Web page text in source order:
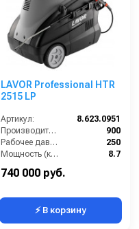
LAVOR Professional HTR
2515 LP
Артикул:
8.623.0951
Производительность (л/ч):
900
Рабочее давление (бар):
250
Мощность (кВт):
8.7
740 000 руб.
⚡ В корзину